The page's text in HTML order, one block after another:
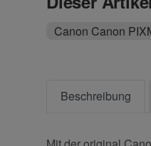
Canon Canon
Beschreibung